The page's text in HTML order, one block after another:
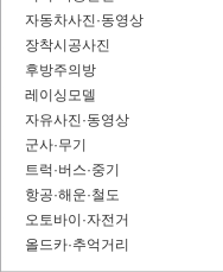
자동차사진·동영상
장착시공사진
후방주의방
레이싱모델
자유사진·동영상
군사·무기
트럭·버스·중기
항공·해운·철도
오토바이·자전거
올드카·추억거리